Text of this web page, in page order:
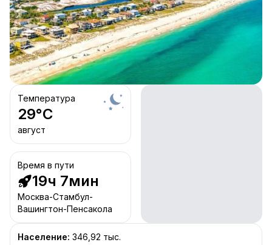
Температура
29°C
август
Время в пути
19ч 7мин
Москва-Стамбул-
Вашингтон-Пенсакола
Население: 346,92 тыс.